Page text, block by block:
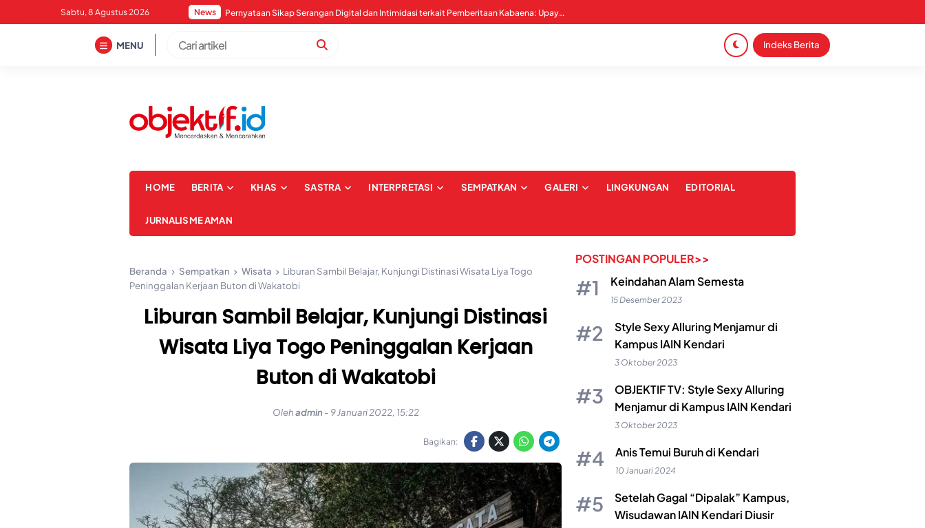
to
Sabtu, 8 Agustus 2026 News Pernyataan Sikap Serangan Digital dan Intimidasi terkait Pemberitaan Kabaena: Upaya Pembungkaman dan Pelecehan terhadap Institusi Media
MENU Indeks Berita
HOME BERITA KHAS SASTRA INTERPRETASI SEMPATKAN GALERI LINGKUNGAN EDITORIAL
JURNALISME AMAN
Beranda Sempatkan Wisata
Liburan Sambil Belajar, Kunjungi Distinasi Wisata Liya Togo
Peninggalan Kerjaan Buton di Wakatobi
Liburan Sambil Belajar, Kunjungi Distinasi
Wisata Liya Togo Peninggalan Kerjaan
Buton di Wakatobi
Olehadmin - 9 Januari 2022, 15:22
Bagikan:
POSTINGAN POPULER>>
Keindahan Alam Semesta
15 Desember 2023
Style Sexy Alluring Menjamur di
Kampus IAIN Kendari
3 Oktober 2023
OBJEKTIF TV: Style Sexy Alluring
Menjamur di Kampus IAIN Kendari
3 Oktober 2023
Anis Temui Buruh di Kendari
10 Januari 2024
Setelah Gagal “Dipalak” Kampus,
Wisudawan IAIN Kendari Diusir